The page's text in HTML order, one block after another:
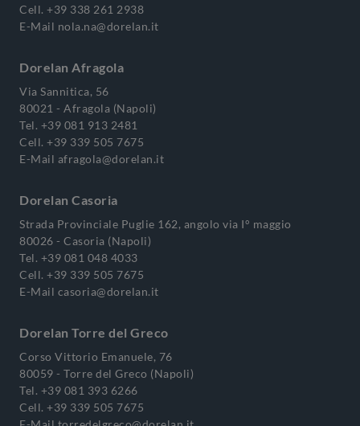
Cell. +39 338 261 2938
E-Mail nola.na@dorelan.it
Dorelan Afragola
Via Sannitica, 56
80021 - Afragola (Napoli)
Tel. +39 081 913 2481
Cell. +39 339 505 7675
E-Mail afragola@dorelan.it
Dorelan Casoria
Strada Provinciale Puglie 162, angolo via I° maggio
80026 - Casoria (Napoli)
Tel. +39 081 048 4033
Cell. +39 339 505 7675
E-Mail casoria@dorelan.it
Dorelan Torre del Greco
Corso Vittorio Emanuele, 76
80059 - Torre del Greco (Napoli)
Tel. +39 081 393 6266
Cell. +39 339 505 7675